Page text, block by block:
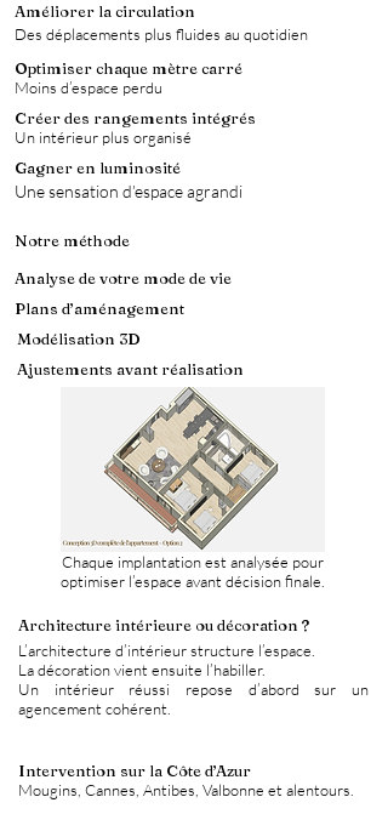
Améliorer la circulation
Des déplacements plus fluides au quotidien
Optimiser chaque mètre carré
Moins d’espace perdu
Créer des rangements intégrés
Un intérieur plus organisé
Gagner en luminosité
Une sensation d’espace agrandi
Notre méthode
Analyse de votre mode de vie
Plans d’aménagement
Modélisation 3D
Ajustements avant réalisation
Chaque implantation est analysée pour
optimiser l’espace avant décision finale.
Architecture intérieure ou décoration ?
L’architecture d’intérieur structure l’espace.
La décoration vient ensuite l’habiller.
Un intérieur réussi repose d’abord sur un
agencement cohérent.
Intervention sur la Côte d’Azur
Mougins, Cannes, Antibes, Valbonne et alentours.